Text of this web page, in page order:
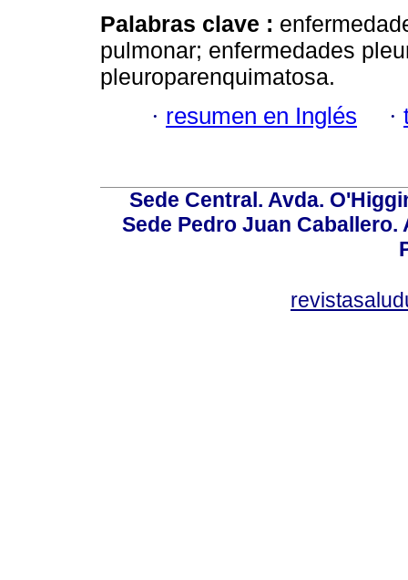
Palabras clave :
pulmonar; enfermedades
pleuroparenquimatosa.
· resumen en Inglés ·
Sede Central. Avda.
Sede Pedro Juan Caballero.